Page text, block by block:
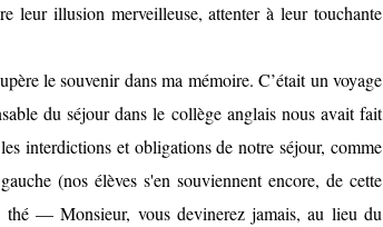
leur illusion merveilleuse, attenter à leur touchante
le souvenir dans ma mémoire. C’était un voyage
du séjour dans le collège anglais nous avait fait
interdictions et obligations de notre séjour, comme
(nos élèves s'en souviennent encore, de cette
— Monsieur, vous devinerez jamais, au lieu du